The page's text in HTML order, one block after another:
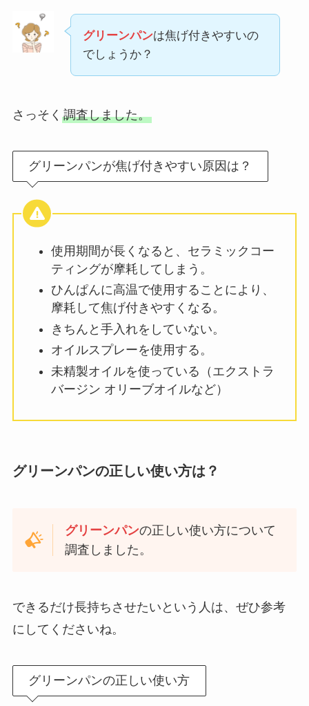
グリーンパンは焦げ付きやすいの
でしょうか？
さっそく 調査しました。
グリーンパンが焦げ付きやすい原因は？
使用期間が長くなると、セラミックコー
ティングが摩耗してしまう。
ひんぱんに高温で使用することにより、
摩耗して焦げ付きやすくなる。
きちんと手入れをしていない。
オイルスプレーを使用する。
未精製オイルを使っている（エクストラ
バージン オリーブオイルなど）
グリーンパンの正しい使い方は？
グリーンパンの正しい使い方について
調査しました。
できるだけ長持ちさせたいという人は、ぜひ参考
にしてくださいね。
グリーンパンの正しい使い方